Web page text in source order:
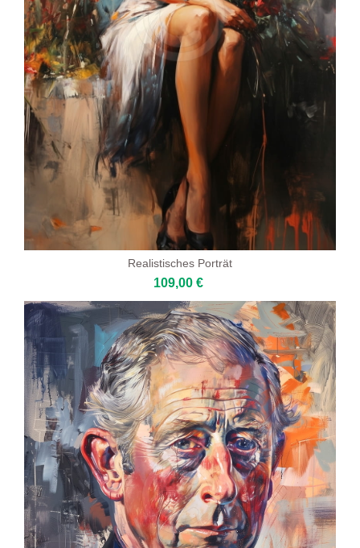
Realistisches Porträt
109,00 €